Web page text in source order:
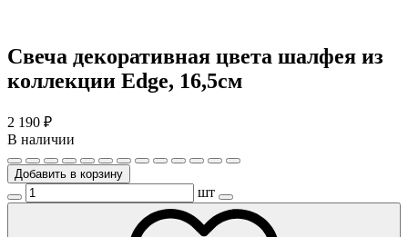
Свеча декоративная цвета шалфея из
коллекции Edge, 16,5см
2 190 ₽
В наличии
Добавить в корзину
шт